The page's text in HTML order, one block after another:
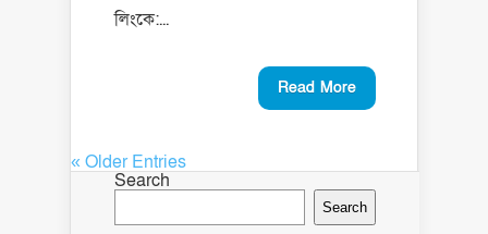
লিংকে:...
Read More
« Older Entries
Search
Search